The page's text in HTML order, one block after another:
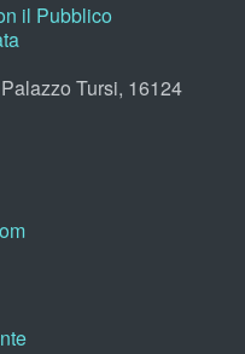
il Pubblico
Tursi, 16124